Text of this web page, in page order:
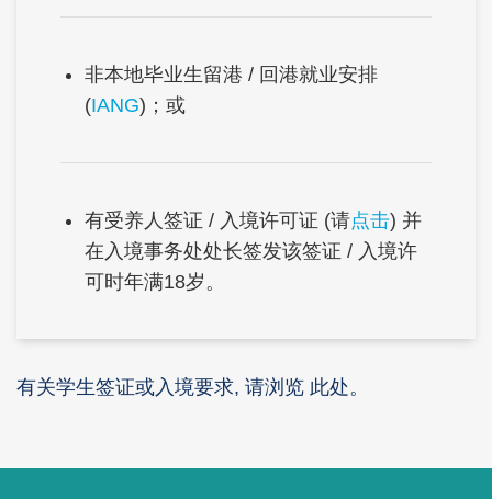
Column
Text
Area
非本地毕业生留港 / 回港就业安排
(IANG)；或
Column
Text
Area
有受养人签证 / 入境许可证 (请点击) 并
在入境事务处处长签发该签证 / 入境许
可时年满18岁。
Text
有关学生签证或入境要求, 请浏览 此处。